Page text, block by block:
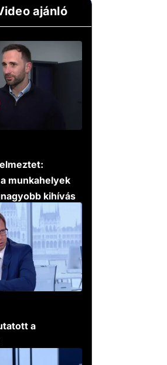
ajánló
munkahelyek
kihívás
a